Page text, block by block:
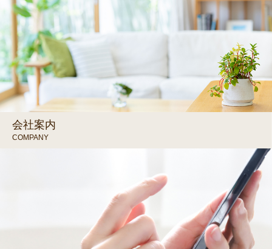
会社案内
COMPANY